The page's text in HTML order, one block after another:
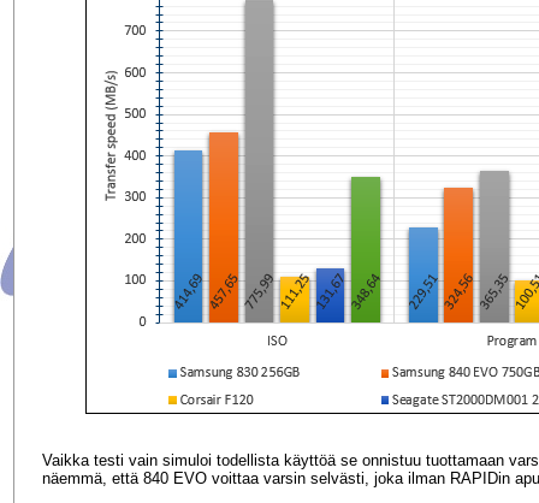
Vaikka testi vain simuloi todellista käyttöä se onnistuu tuottamaan
näemmä, että 840 EVO voittaa varsin selvästi, joka ilman RAPIDin